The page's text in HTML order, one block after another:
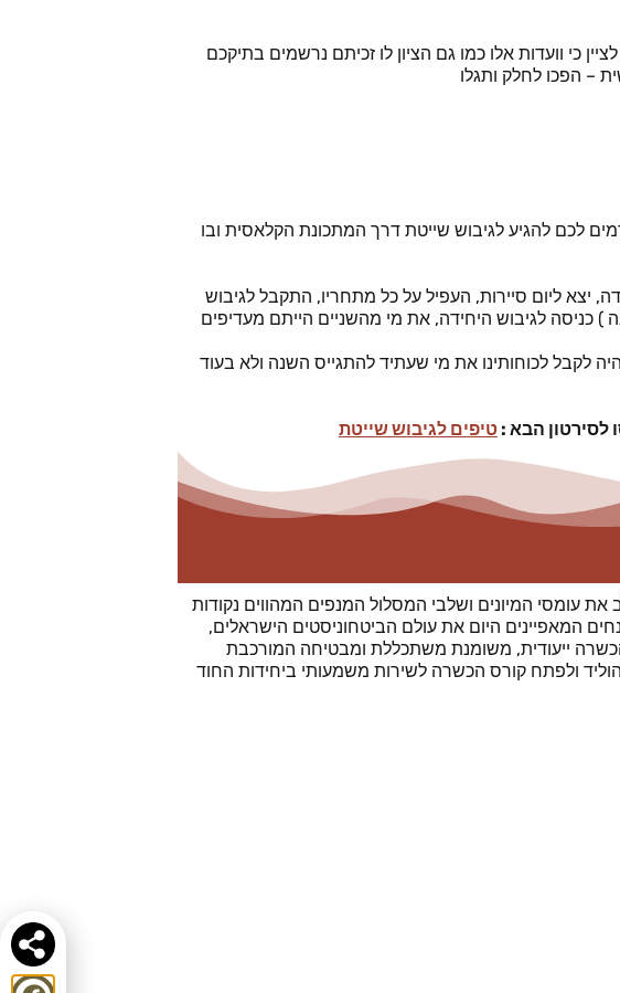
כי וועדות אלו כמו גם הציון לו זכיתם נרשמים בתיקכם
– הפכו לחלק ותגלו
אתכם עם "טעימה" קטנה מתוך עולמה של שייטת 13 וכך למעשה אנו גורמים לכם להגיע לגיבוש שייטת דרך המתכונת הקלאסית ובו
יצא ליום סיירות, העפיל על כל מתחריו, התקבל לגיבוש
) כניסה לגיבוש היחידה, את מי מהשניים הייתם מעדיפים
עתידה לגייס כבר במועד הגיוס של נוב' / דצמבר 2023, כך שהעדפה תהיה לקבל לכוחותינו את מי שעתיד להתגייס השנה ולא בעוד
טיפים לגיבוש שייטת
עומסי המיונים ושלבי המסלול המנפים המהווים נקודות
המאפיינים היום את עולם הביטחוניסטים הישראלים,
ייעודית, משומנת משתכללת ומבטיחה המורכבת
ולפתח קורס הכשרה לשירות משמעותי ביחידות החוד